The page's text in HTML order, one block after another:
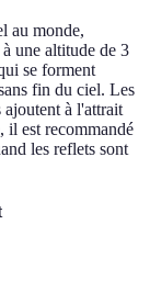
au monde,
une altitude de 3
se forment
fin du ciel. Les
ajoutent à l'attrait
il est recommandé
les reflets sont